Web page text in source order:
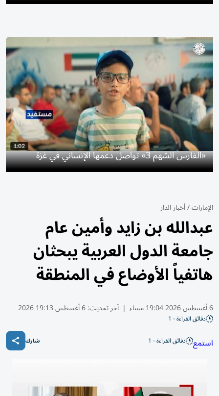
«الفارس الشهم 3» تواصل دعمها الإنساني في غزة
الإمارات/أخبار الدار
عبدالله بن زايد وأمين عام
جامعة الدول العربية يبحثان
هاتفياً الأوضاع في المنطقة
6 أغسطس 2026 19:04 مساء | آخر تحديث:6 أغسطس 19:13 2026
دقائق القراءة - 1
استمع دقائق القراءة - 1 شارك